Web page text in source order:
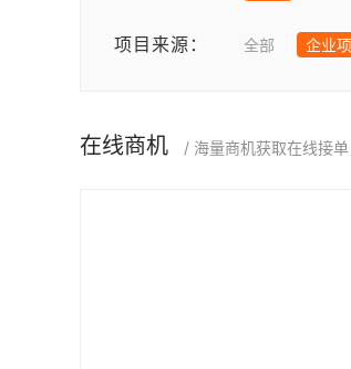
项目来源： 全部 企业
在线商机 / 海量商机获取在线接